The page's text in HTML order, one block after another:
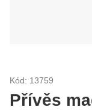
Kód: 13759
Přívěs